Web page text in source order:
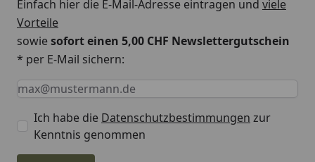
Einfach hier die E-Mail-Adresse eintragen und viele
Vorteile
sowiesofort einen 5,00 CHF Newslettergutschein
* per E-Mail sichern:
Keine Eingabe erforderlich
Eingabe erforderlich
E-Mail *
Ich habe die Datenschutzbestimmungen zur
Kenntnis genommen